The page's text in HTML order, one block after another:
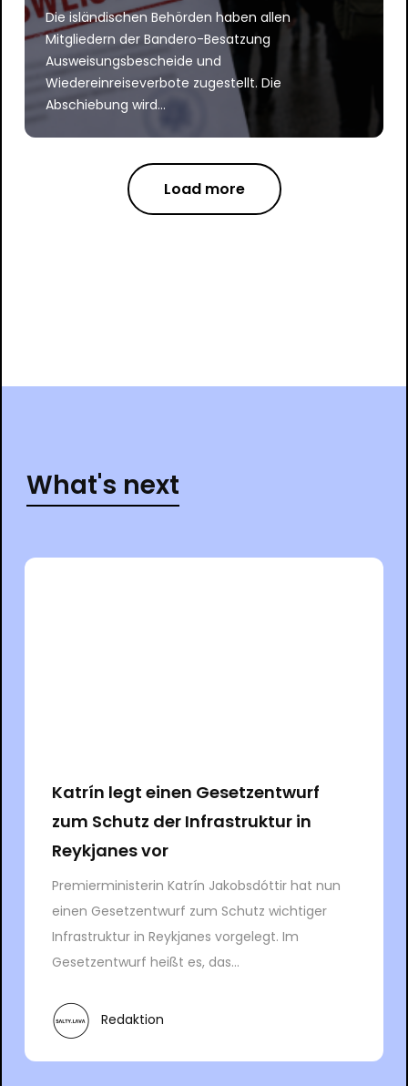
Die isländischen Behörden haben allen
Mitgliedern der Bandero-Besatzung
Ausweisungsbescheide und
Wiedereinreiseverbote zugestellt. Die
Abschiebung wird...
Load more
What's next
Katrín legt einen Gesetzentwurf
zum Schutz der Infrastruktur in
Reykjanes vor
Premierministerin Katrín Jakobsdóttir hat nun
einen Gesetzentwurf zum Schutz wichtiger
Infrastruktur in Reykjanes vorgelegt. Im
Gesetzentwurf heißt es, das...
Redaktion